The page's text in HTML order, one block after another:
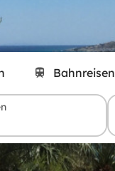
Bahnreisen